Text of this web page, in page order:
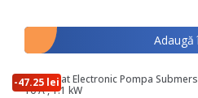
Adaugă
-47.25 lei
Presostat Electronic Pompa
10 A , 1.1 kW